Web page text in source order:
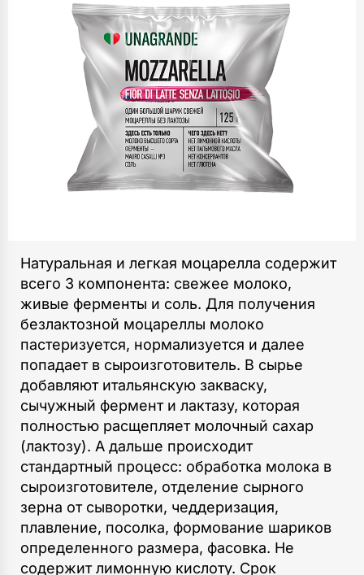
Натуральная и легкая моцарелла cодержит
всего 3 компонента: свежее молоко,
живые ферменты и соль. Для получения
безлактозной моцареллы молоко
пастеризуется, нормализуется и далее
попадает в сыроизготовитель. В сырье
добавляют итальянскую закваску,
сычужный фермент и лактазу, которая
полностью расщепляет молочный сахар
(лактозу). А дальше происходит
стандартный процесс: обработка молока в
сыроизготовителе, отделение сырного
зерна от сыворотки, чеддеризация,
плавление, посолка, формование шариков
определенного размера, фасовка. Не
содержит лимонную кислоту. Срок